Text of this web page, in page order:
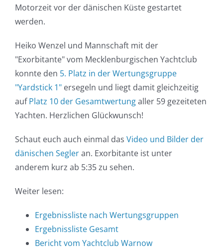
Motorzeit vor der dänischen Küste gestartet
werden.
Heiko Wenzel und Mannschaft mit der
"Exorbitante" vom Mecklenburgischen Yachtclub
konnte den 5. Platz in der Wertungsgruppe
"Yardstick 1" ersegeln und liegt damit gleichzeitig
aufPlatz 10 der Gesamtwertungaller 59 gezeiteten
Yachten. Herzlichen Glückwunsch!
Schaut euch auch einmal das Video und Bilder der
dänischen Segleran. Exorbitante ist unter
anderem kurz ab 5:35 zu sehen.
Weiter lesen:
Ergebnissliste nach Wertungsgruppen
Ergebnissliste Gesamt
Bericht vom Yachtclub Warnow